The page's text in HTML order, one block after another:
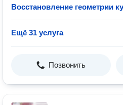
Восстановление геометрии
Ещё 31 услуга
Позвонить